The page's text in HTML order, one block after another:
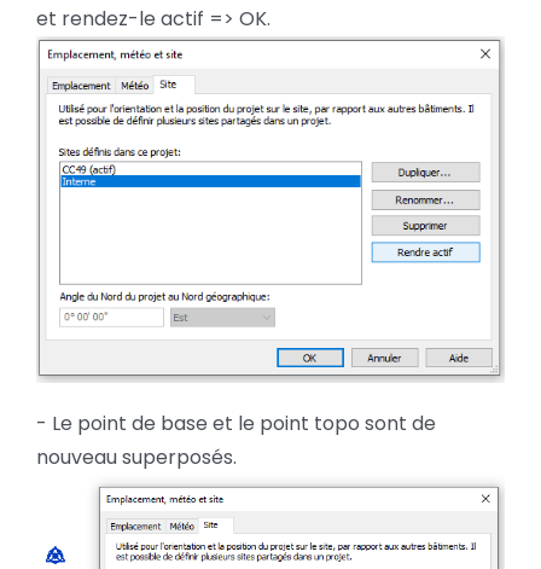
et rendez-le actif => OK.
- Le point de base et le point topo sont de
nouveau superposés.